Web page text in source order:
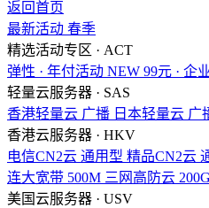
返回首页
最新活动 春季
精选活动专区 · ACT
弹性 · 年付活动 NEW 99元 · 企
轻量云服务器 · SAS
香港轻量云 广播 日本轻量云 广
香港云服务器 · HKV
电信CN2云 通用型 精品CN2云
连大宽带 500M 三网高防云 200G
美国云服务器 · USV